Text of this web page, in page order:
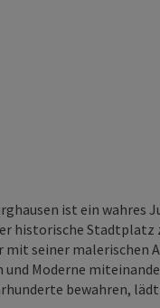
ist ein wahres
historische
seiner malerischen
Moderne
bewahren,